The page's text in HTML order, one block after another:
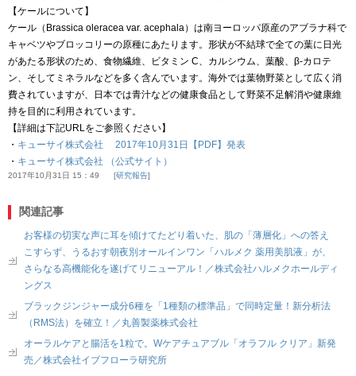
【ケールについて】
ケール（Brassica oleracea var. acephala）は南ヨーロッパ原産のアブラナ科で
キャベツやブロッコリーの原種にあたります。形状が不結球で全ての葉に日光
があたる形状のため、食物繊維、ビタミン C、カルシウム、葉酸、β-カロテ
ン、そしてミネラルなどを多く含んでいます。海外では葉物野菜として広く消
費されていますが、日本では青汁などの健康食品として野菜不足解消や健康維
持を目的に利用されています。
【詳細は下記URLをご参照ください】
・ キューサイ株式会社 2017年10月31日【PDF】発表
・ キューサイ株式会社 （公式サイト）
2017年10月31日 15：49 研究報告
関連記事
お客様の切実な声に耳を傾けてたどり着いた、肌の「薄層化」への答え
こすらず、うるおす朝夜別オールインワン「ハルメク 薬用美肌液」が、
さらなる高機能化を遂げてリニューアル！／株式会社ハルメクホールディ
ングス
ブラックジンジャー成分6種を「1種類の標準品」で同時定量！新分析法
（RMS法）を確立！／丸善製薬株式会社
オーラルケアと腸活を1粒で。Wケアチュアブル「オラフル クリア」新発
売／株式会社イブフローラ研究所